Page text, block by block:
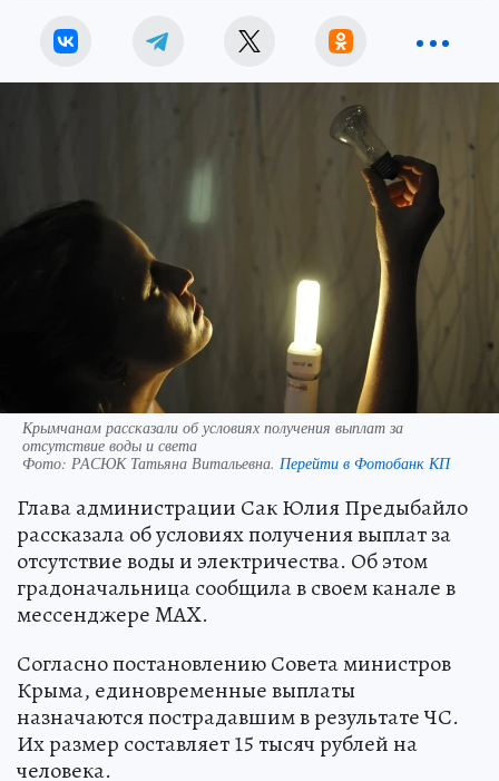
Крымчанам рассказали об условиях получения выплат за
отсутствие воды и света
Фото: РАСЮК Татьяна Витальевна. Перейти в Фотобанк КП
Глава администрации Сак Юлия Предыбайло
рассказала об условиях получения выплат за
отсутствие воды и электричества. Об этом
градоначальница сообщила в своем канале в
мессенджере MAX.
Согласно постановлению Совета министров
Крыма, единовременные выплаты
назначаются пострадавшим в результате ЧС.
Их размер составляет 15 тысяч рублей на
человека.